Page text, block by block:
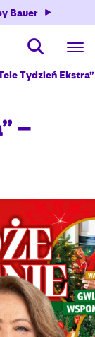
Bauer
Tydzień
–